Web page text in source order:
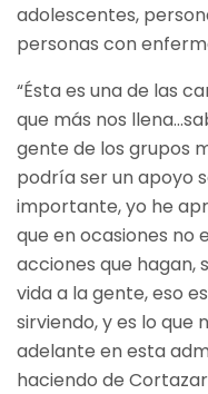
adolescentes,
personas con
“Ésta es una de las
que más nos
gente de los grupos
podría ser un apoyo
importante, yo he
que en ocasiones no
acciones que hagan,
vida a la gente, eso
sirviendo, y es lo que
adelante en esta
haciendo de